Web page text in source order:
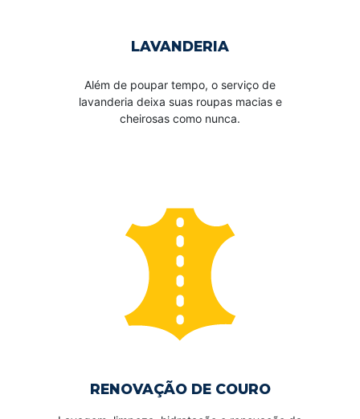
LAVANDERIA
Além de poupar tempo, o serviço de
lavanderia deixa suas roupas macias e
cheirosas como nunca.
RENOVAÇÃO DE COURO